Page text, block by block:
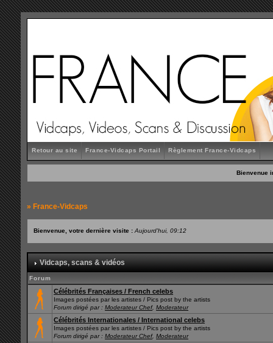
Retour au site France-Vidcaps Portail Règlement France-Vidcaps
Bienvenue
» France-Vidcaps
Bienvenue, votre dernière visite :Aujourd'hui, 09:12
Vidcaps, scans & vidéos
Forum
Célébrités Françaises / French celebs
Images postées par les artistes / Pics post by the artists
Forum dirigé par :Moderateur Chef,Moderateur
Célébrités Internationales / International celebs
Images postées par les artistes / Pics post by the artists
Forum dirigé par :Moderateur Chef,Moderateur